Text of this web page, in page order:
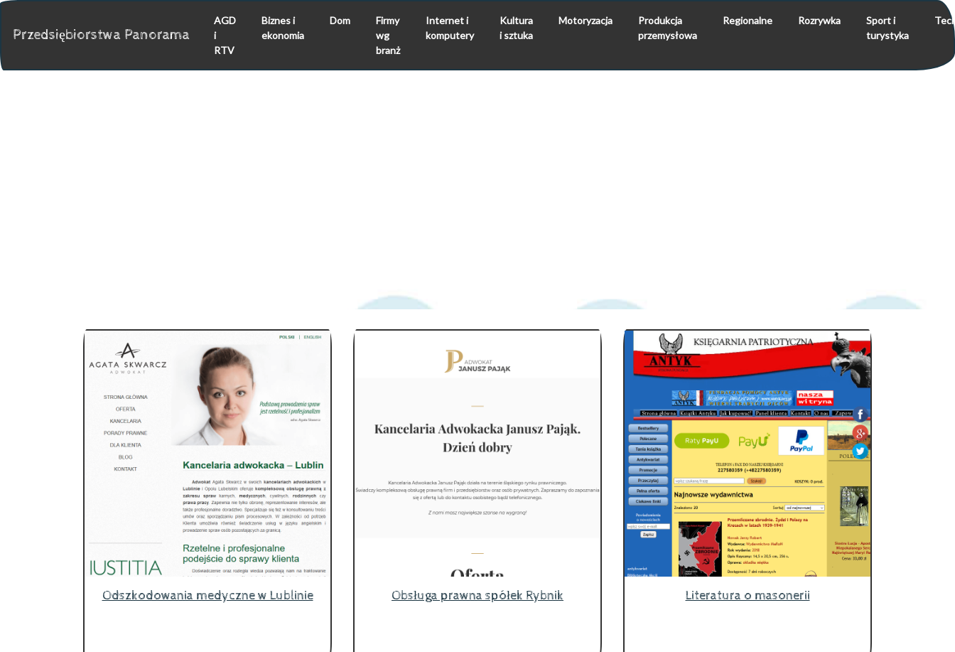
Przedsiębiorstwa Panorama
AGD
i
RTV
Biznes i
ekonomia
Dom
Firmy
wg
branż
Internet i
komputery
Kultura
i sztuka
Motoryzacja
Produkcja
przemysłowa
Regionalne Rozrywka
Sport i
turystyka
Odszkodowania medyczne w Lublinie Obsługa prawna spółek Rybnik Literatura o masonerii